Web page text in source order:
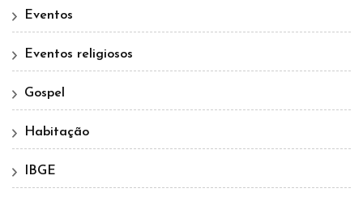
Eventos
Eventos religiosos
Gospel
Habitação
IBGE